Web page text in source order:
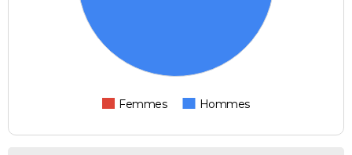
Femmes Hommes